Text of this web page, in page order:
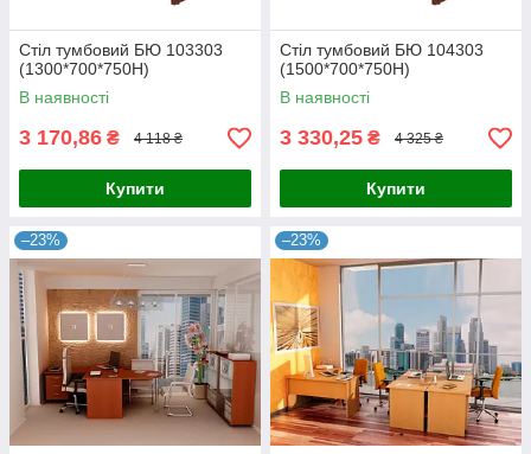
Стіл тумбовий БЮ 103303
(1300*700*750Н)
В наявності
3 170,86 ₴ 4 118 ₴
Купити
Стіл тумбовий БЮ 104303
(1500*700*750Н)
В наявності
3 330,25 ₴ 4 325 ₴
Купити
–23% –23%